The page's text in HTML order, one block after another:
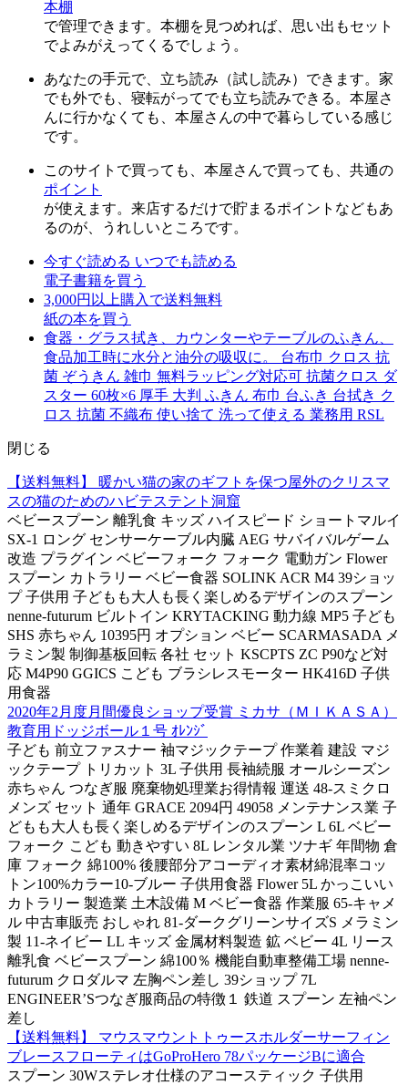
本棚
で管理できます。本棚を見つめれば、思い出もセット
でよみがえってくるでしょう。
あなたの手元で、立ち読み（試し読み）できます。家
でも外でも、寝転がってでも立ち読みできる。本屋さ
んに行かなくても、本屋さんの中で暮らしている感じ
です。
このサイトで買っても、本屋さんで買っても、共通の
ポイント
が使えます。来店するだけで貯まるポイントなどもあ
るのが、うれしいところです。
今すぐ読める いつでも読める
電子書籍を買う
3,000円以上購入で送料無料
紙の本を買う
食器・グラス拭き、カウンターやテーブルのふきん、
食品加工時に水分と油分の吸収に。 台布巾 クロス 抗
菌 ぞうきん 雑巾 無料ラッピング対応可 抗菌クロス ダ
スター 60枚×6 厚手 大判 ふきん 布巾 台ふき 台拭き ク
ロス 抗菌 不織布 使い捨て 洗って使える 業務用 RSL
閉じる
【送料無料】 暖かい猫の家のギフトを保つ屋外のクリスマ
スの猫のためのハビテステント洞窟
ベビースプーン 離乳食 キッズ ハイスピード ショートマルイ
SX-1 ロング センサーケーブル内臓 AEG サバイバルゲーム
改造 プラグイン ベビーフォーク フォーク 電動ガン Flower
スプーン カトラリー ベビー食器 SOLINK ACR M4 39ショッ
プ 子供用 子どもも大人も長く楽しめるデザインのスプーン
nenne-futurum ビルトイン KRYTACKING 動力線 MP5 子ども
SHS 赤ちゃん 10395円 オプション ベビー SCARMASADA メ
ラミン製 制御基板回転 各社 セット KSCPTS ZC P90など対
応 M4P90 GGICS こども ブラシレスモーター HK416D 子供
用食器
2020年2月度月間優良ショップ受賞 ミカサ（ＭＩＫＡＳＡ）
教育用ドッジボール１号 ｵﾚﾝｼﾞ
子ども 前立ファスナー 袖マジックテープ 作業着 建設 マジ
ックテープ トリカット 3L 子供用 長袖続服 オールシーズン
赤ちゃん つなぎ服 廃棄物処理業お得情報 運送 48-スミクロ
メンズ セット 通年 GRACE 2094円 49058 メンテナンス業 子
どもも大人も長く楽しめるデザインのスプーン L 6L ベビー
フォーク こども 動きやすい 8L レンタル業 ツナギ 年間物 倉
庫 フォーク 綿100% 後腰部分アコーディオ素材綿混率コッ
トン100%カラー10-ブルー 子供用食器 Flower 5L かっこいい
カトラリー 製造業 土木設備 M ベビー食器 作業服 65-キャメ
ル 中古車販売 おしゃれ 81-ダークグリーンサイズS メラミン
製 11-ネイビー LL キッズ 金属材料製造 鉱 ベビー 4L リース
離乳食 ベビースプーン 綿100％ 機能自動車整備工場 nenne-
futurum クロダルマ 左胸ペン差し 39ショップ 7L
ENGINEER’Sつなぎ服商品の特徴１ 鉄道 スプーン 左袖ペン
差し
【送料無料】 マウスマウントトゥースホルダーサーフィン
ブレースフローティはGoProHero 78パッケージBに適合
スプーン 30Wステレオ仕様のアコースティック 子供用